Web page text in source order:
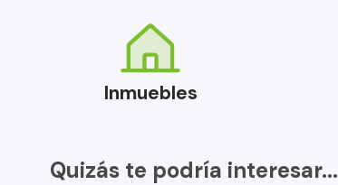
Inmuebles
Quizás te podría interesar...